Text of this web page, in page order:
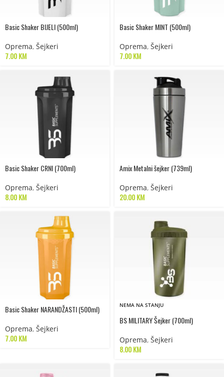
Basic Shaker BIJELI (500ml)
Oprema, Šejkeri
7.00KM
Basic Shaker MINT (500ml)
Oprema, Šejkeri
7.00KM
Basic Shaker CRNI (700ml)
Oprema, Šejkeri
8.00KM
Amix Metalni šejker (739ml)
Oprema, Šejkeri
20.00KM
Basic Shaker NARANDŽASTI (500ml)
Oprema, Šejkeri
7.00KM
NEMA NA STANJU
BS MILITARY Šejker (700ml)
Oprema, Šejkeri
8.00KM